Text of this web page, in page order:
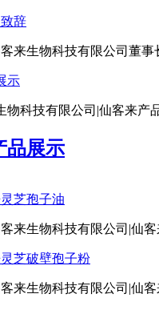
辞
来生物科技有限公司董事
示
物科技有限公司|仙客来产
品展示
芝孢子油
来生物科技有限公司|仙
芝破壁孢子粉
来生物科技有限公司|仙